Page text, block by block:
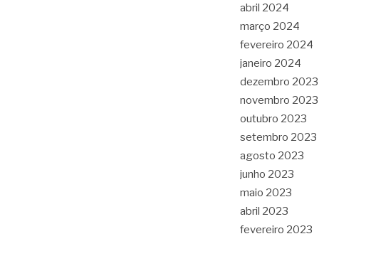
abril 2024
março 2024
fevereiro 2024
janeiro 2024
dezembro 2023
novembro 2023
outubro 2023
setembro 2023
agosto 2023
junho 2023
maio 2023
abril 2023
fevereiro 2023